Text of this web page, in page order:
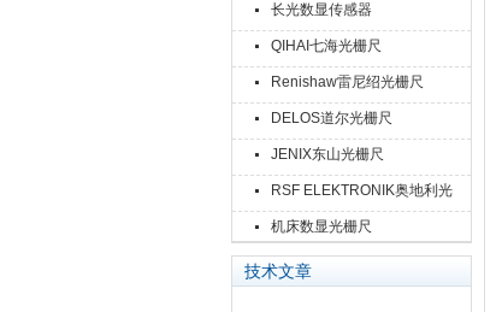
长光数显传感器
QIHAI七海光栅尺
Renishaw雷尼绍光栅尺
DELOS道尔光栅尺
JENIX东山光栅尺
RSF ELEKTRONIK奥地利光
栅尺
机床数显光栅尺
技术文章